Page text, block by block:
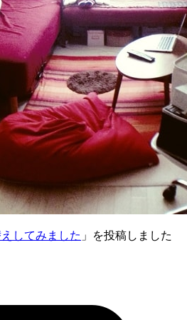
してみました 」を投稿しました